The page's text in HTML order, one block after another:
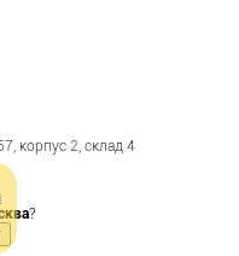
корпус 2, склад 4
?